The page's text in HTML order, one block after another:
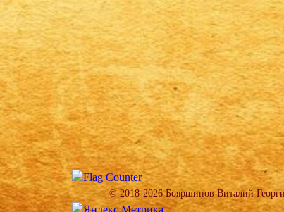
© 2018-2026 Бояршинов Виталий